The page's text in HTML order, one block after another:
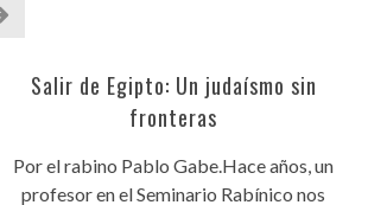
Salir de Egipto: Un judaísmo sin
fronteras
Por el rabino Pablo Gabe.Hace años, un
profesor en el Seminario Rabínico nos
254, Córdoba Capital, Argentina.
UNIÓN ISRAELITA DE CÓRDOBA . TODOS LOS